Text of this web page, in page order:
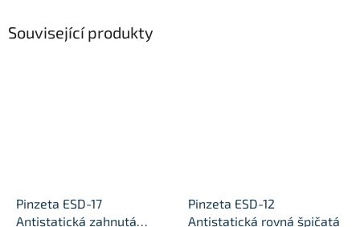
Související produkty
Pinzeta ESD-17
Antistatická zahnutá
Pinzeta ESD-12
Antistatická rovná špičatá